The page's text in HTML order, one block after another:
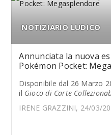
NOTIZIARIO LUDICO
Annunciata la nuova
Pokémon Pocket:
Disponibile dal 26 Marzo
il Gioco di Carte
IRENE GRAZZINI, 24/03/